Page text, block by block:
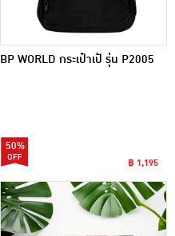
BP WORLD กระเป๋าเป้ รุ่น P2005
50%
฿ 1,195